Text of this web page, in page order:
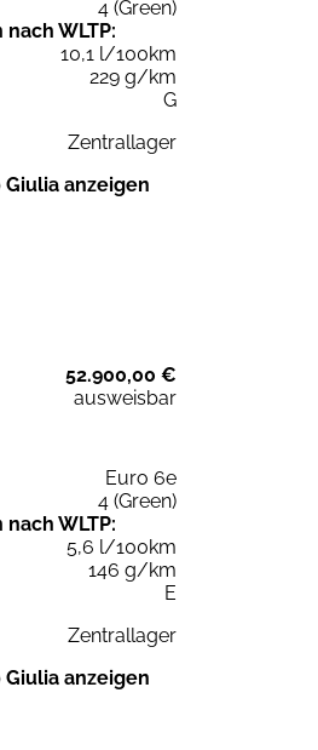
4 (Green)
WLTP:
10,1 l/100km
229 g/km
G
Zentrallager
anzeigen
52.900,00 €
ausweisbar
Euro 6e
4 (Green)
WLTP:
5,6 l/100km
146 g/km
E
Zentrallager
anzeigen